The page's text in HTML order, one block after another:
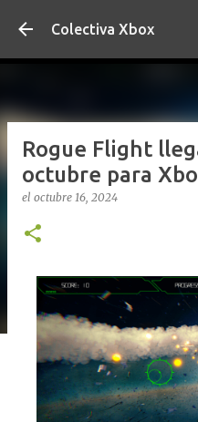
Ir al
Colectiva Xbox
Rogue Flight
octubre para
el octubre 16, 2024